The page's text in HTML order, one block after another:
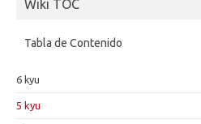
Wiki TOC
Tabla de Contenido
6 kyu
5 kyu